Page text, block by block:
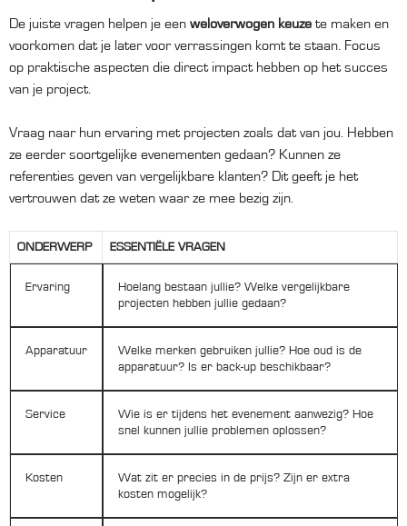
De juiste vragen helpen je een weloverwogen keuze te maken en
voorkomen dat je later voor verrassingen komt te staan. Focus
op praktische aspecten die direct impact hebben op het succes
van je project.
Vraag naar hun ervaring met projecten zoals dat van jou. Hebben
ze eerder soortgelijke evenementen gedaan? Kunnen ze
referenties geven van vergelijkbare klanten? Dit geeft je het
vertrouwen dat ze weten waar ze mee bezig zijn.
ONDERWERP ESSENTIËLE VRAGEN
Ervaring
Hoelang bestaan jullie? Welke vergelijkbare
projecten hebben jullie gedaan?
Apparatuur
Welke merken gebruiken jullie? Hoe oud is de
apparatuur? Is er back-up beschikbaar?
Service
Wie is er tijdens het evenement aanwezig? Hoe
snel kunnen jullie problemen oplossen?
Kosten
Wat zit er precies in de prijs? Zijn er extra
kosten mogelijk?